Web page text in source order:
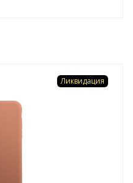
Ликвидация